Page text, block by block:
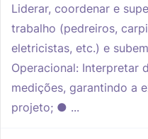
Liderar, coordenar e
trabalho (pedreiros,
eletricistas, etc.) e
Operacional: Interpretar
medições, garantindo a
projeto; ● ...